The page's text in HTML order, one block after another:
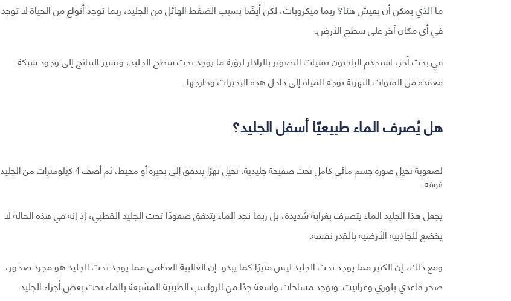
ما الذي يمكن أن يعيش هنا؟ ربما ميكروبات، لكن أيضًا بسبب الضغط الهائل من الجليد، ربما توجد أنواع من الحياة لا توجد
في أي مكان آخر على سطح الأرض.
في بحث آخر، استخدم الباحثون تقنيات التصوير بالرادار لرؤية ما يوجد تحت سطح الجليد، وتشير النتائج إلى وجود شبكة
معقدة من القنوات النهرية توجه المياه إلى داخل هذه البحيرات وخارجها.
هل يُصرف الماء طبيعيًا أسفل الجليد؟
لصعوبة تخيل صورة جسم مائي كامل تحت صفيحة جليدية، تخيل نهرًا يتدفق إلى بحيرة أو محيط، ثم أضف 4 كيلومترات من الجليد
فوقه.
يجعل هذا الجليد الماء يتصرف بغرابة شديدة، بل ربما نجد الماء يتدفق صعودًا تحت الجليد القطبي، إذ إنه في هذه الحالة لا
يخضع للجاذبية الأرضية بالقدر نفسه.
ومع ذلك، إن الكثير مما يوجد تحت الجليد ليس مثيرًا كما يبدو. إن الغالبية العظمى مما يوجد تحت الجليد هو مجرد صخور،
صخر قاعدي بلوري وغرانيت. وتوجد مساحات واسعة جدًا من الرواسب الطينية المشبعة بالماء تحت بعض أجزاء الجليد.